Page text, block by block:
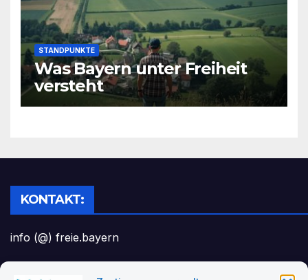
STANDPUNKTE
Was Bayern unter Freiheit
versteht
KONTAKT:
info (@) freie.bayern